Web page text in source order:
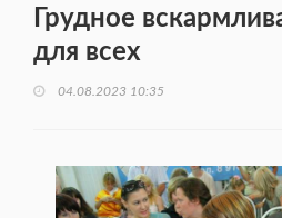
Грудное
для всех
04.08.2023 10:35